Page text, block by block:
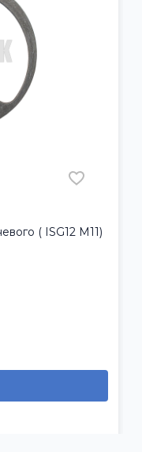
( ISG12 M11)